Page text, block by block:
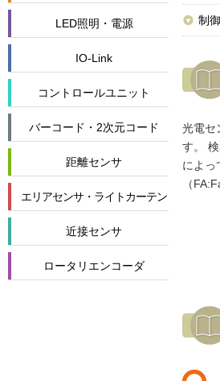
LED照明・電源
IO-Link
コントロールユニット
バーコード・2次元コード
距離センサ
エリアセンサ・ライトカーテン
近接センサ
ロータリエンコーダ
制
光電セ
す。
によっ
（